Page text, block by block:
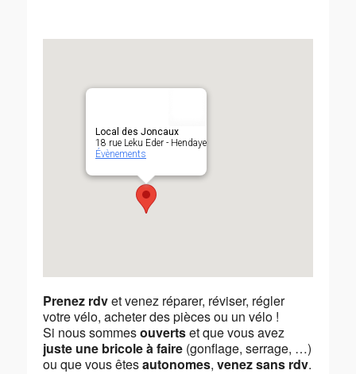
Local des Joncaux
18 rue Leku Eder - Hendaye
Évènements
Prenez rdvet venez réparer, réviser, régler
votre vélo, acheter des pièces ou un vélo !
Si nous sommesouvertset que vous avez
juste une bricole à faire (gonflage, serrage, …)
ou que vous êtesautonomes, venez sans rdv.